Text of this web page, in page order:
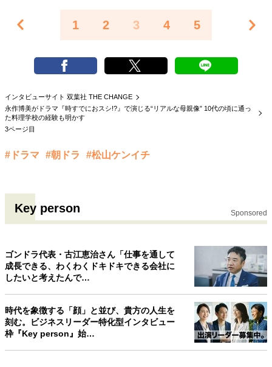
1 2 3 4 5
インタビューサイト 双葉社 THE CHANGE
永作博美がドラマ『時すでにおスシ!?』で演じる“リアルな母親像” 10代の頃に通っ
た料理学校の経験も明かす
3ページ目
#ドラマ #朝ドラ #松山ケンイチ
Key person Sponsored
ゴンドラ代表・古江恵治さん「仕事を通して
成長できる、わくわくドキドキできる会社に
したいと考えたんで…
時代を象徴する「顔」と並び、貴方の人生を
刻む。ビジネスリーダー特化型インタビュー
枠『Key person』始…